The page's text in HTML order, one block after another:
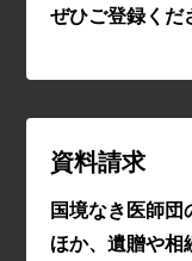
ぜひご登録くだ
資料請求
国境なき医師
ほか、遺贈や